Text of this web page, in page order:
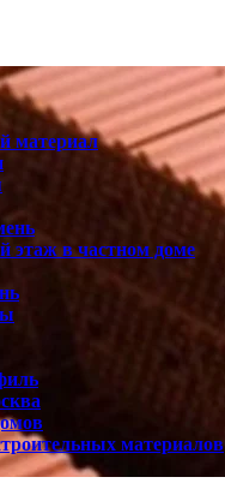
материал
этаж в частном доме
материалов